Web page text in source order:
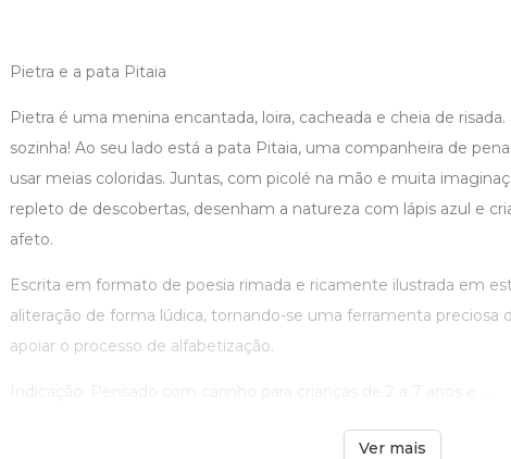
Pietra e a pata Pitaia
Pietra é uma menina encantada, loira, cacheada e cheia de
sozinha! Ao seu lado está a pata Pitaia, uma companheira de
usar meias coloridas. Juntas, com picolé na mão e muita
repleto de descobertas, desenham a natureza com lápis azul e
afeto.
Escrita em formato de poesia rimada e ricamente ilustrada em
aliteração de forma lúdica, tornando-se uma ferramenta preciosa
apoiar o processo de alfabetização.
Ver mais